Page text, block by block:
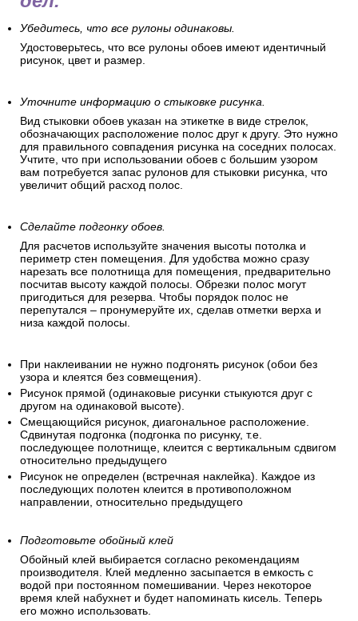
Убедитесь, что все рулоны одинаковы.
Удостоверьтесь, что все рулоны обоев имеют идентичный
рисунок, цвет и размер.
Уточните информацию о стыковке рисунка.
Вид стыковки обоев указан на этикетке в виде стрелок,
обозначающих расположение полос друг к другу. Это нужно
для правильного совпадения рисунка на соседних полосах.
Учтите, что при использовании обоев с большим узором
вам потребуется запас рулонов для стыковки рисунка, что
увеличит общий расход полос.
Сделайте подгонку обоев.
Для расчетов используйте значения высоты потолка и
периметр стен помещения. Для удобства можно сразу
нарезать все полотнища для помещения, предварительно
посчитав высоту каждой полосы. Обрезки полос могут
пригодиться для резерва. Чтобы порядок полос не
перепутался – пронумеруйте их, сделав отметки верха и
низа каждой полосы.
При наклеивании не нужно подгонять рисунок (обои без
узора и клеятся без совмещения).
Рисунок прямой (одинаковые рисунки стыкуются друг с
другом на одинаковой высоте).
Смещающийся рисунок, диагональное расположение.
Сдвинутая подгонка (подгонка по рисунку, т.е.
последующее полотнище, клеится с вертикальным сдвигом
относительно предыдущего
Рисунок не определен (встречная наклейка). Каждое из
последующих полотен клеится в противоположном
направлении, относительно предыдущего
Подготовьте обойный клей
Обойный клей выбирается согласно рекомендациям
производителя. Клей медленно засыпается в емкость с
водой при постоянном помешивании. Через некоторое
время клей набухнет и будет напоминать кисель. Теперь
его можно использовать.